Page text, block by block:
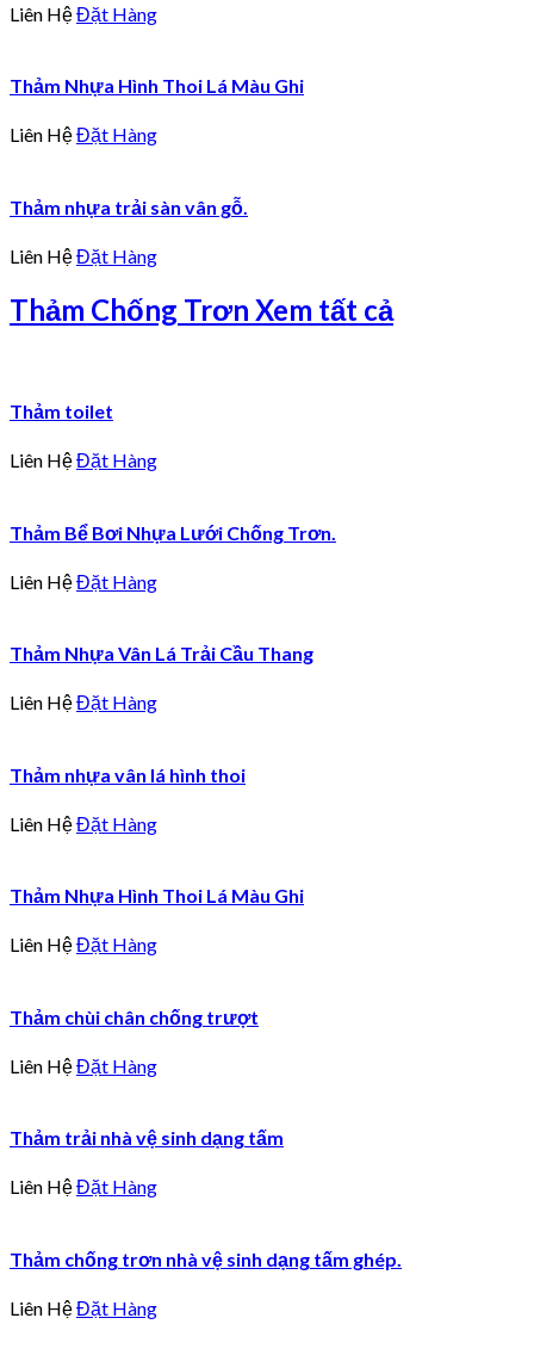
Liên HệĐặt Hàng
Thảm Nhựa Hình Thoi Lá Màu Ghi
Liên HệĐặt Hàng
Thảm nhựa trải sàn vân gỗ.
Liên HệĐặt Hàng
Thảm Chống Trơn Xem tất cả
Thảm toilet
Liên HệĐặt Hàng
Thảm Bể Bơi Nhựa Lưới Chống Trơn.
Liên HệĐặt Hàng
Thảm Nhựa Vân Lá Trải Cầu Thang
Liên HệĐặt Hàng
Thảm nhựa vân lá hình thoi
Liên HệĐặt Hàng
Thảm Nhựa Hình Thoi Lá Màu Ghi
Liên HệĐặt Hàng
Thảm chùi chân chống trượt
Liên HệĐặt Hàng
Thảm trải nhà vệ sinh dạng tấm
Liên HệĐặt Hàng
Thảm chống trơn nhà vệ sinh dạng tấm ghép.
Liên HệĐặt Hàng